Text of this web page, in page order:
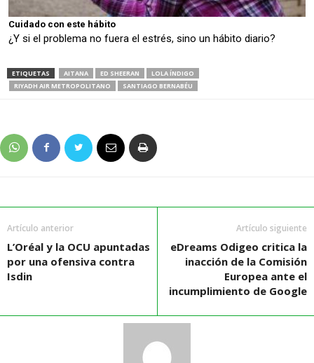
Cuidado con este hábito
¿Y si el problema no fuera el estrés, sino un hábito diario?
ETIQUETAS AITANA ED SHEERAN
LOLA ÍNDIGO
RIYADH AIR METROPOLITANO
SANTIAGO BERNABÉU
Artículo anterior
L’Oréal y la OCU apuntadas
por una ofensiva contra
Isdin
Artículo siguiente
eDreams Odigeo critica la
inacción de la Comisión
Europea ante el
incumplimiento de Google